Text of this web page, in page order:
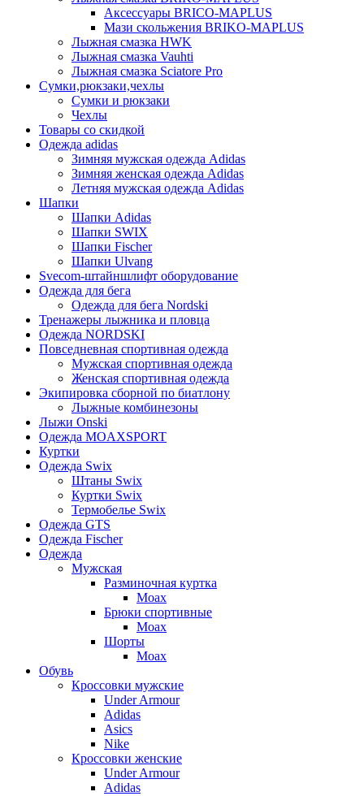
Аксессуары BRICO-MAPLUS
Мази скольжения BRIKO-MAPLUS
Лыжная смазка HWK
Лыжная смазка Vauhti
Лыжная смазка Sciatore Pro
Сумки,рюкзаки,чехлы
Сумки и рюкзаки
Чехлы
Товары со скидкой
Одежда adidas
Зимняя мужская одежда Adidas
Зимняя женская одежда Adidas
Летняя мужская одежда Adidas
Шапки
Шапки Adidas
Шапки SWIX
Шапки Fischer
Шапки Ulvang
Svecom-штайншлифт оборудование
Одежда для бега
Одежда для бега Nordski
Тренажеры лыжника и пловца
Одежда NORDSKI
Повседневная спортивная одежда
Мужская спортивная одежда
Женская спортивная одежда
Экипировка сборной по биатлону
Лыжные комбинезоны
Лыжи Onski
Одежда MOAXSPORT
Куртки
Одежда Swix
Штаны Swix
Куртки Swix
Термобелье Swix
Одежда GTS
Одежда Fischer
Одежда
Мужская
Разминочная куртка
Moax
Брюки спортивные
Moax
Шорты
Moax
Обувь
Кроссовки мужские
Under Armour
Adidas
Asics
Nike
Кроссовки женские
Under Armour
Adidas